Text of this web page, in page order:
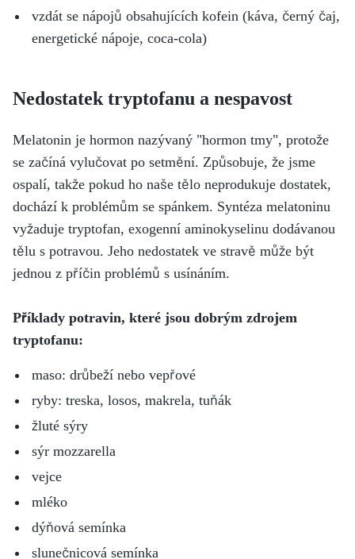
vzdát se nápojů obsahujících kofein (káva, černý čaj,
energetické nápoje, coca-cola)
Nedostatek tryptofanu a nespavost
Melatonin je hormon nazývaný "hormon tmy", protože
se začíná vylučovat po setmění. Způsobuje, že jsme
ospalí, takže pokud ho naše tělo neprodukuje dostatek,
dochází k problémům se spánkem. Syntéza melatoninu
vyžaduje tryptofan, exogenní aminokyselinu dodávanou
tělu s potravou. Jeho nedostatek ve stravě může být
jednou z příčin problémů s usínáním.
Příklady potravin, které jsou dobrým zdrojem
tryptofanu:
maso: drůbeží nebo vepřové
ryby: treska, losos, makrela, tuňák
žluté sýry
sýr mozzarella
vejce
mléko
dýňová semínka
slunečnicová semínka